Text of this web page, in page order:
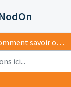
savoir où positionner le détecteur de mouvement P...